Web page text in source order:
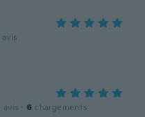
avis
avis · 6 chargements